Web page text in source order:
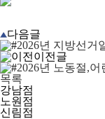
다음글
2026년 지방선거
이전글
2026년 노동절,
목록
강남점
노원점
신림점